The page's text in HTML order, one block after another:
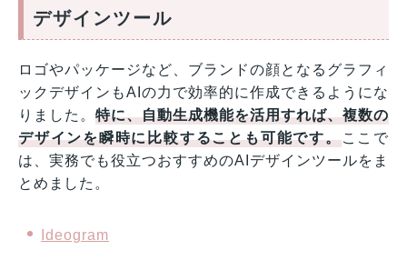
デザインツール
ロゴやパッケージなど、ブランドの顔となるグラフィ
ックデザインもAIの力で効率的に作成できるようにな
りました。特に、自動生成機能を活用すれば、複数の
デザインを瞬時に比較することも可能です。ここで
は、実務でも役立つおすすめのAIデザインツールをま
とめました。
Ideogram